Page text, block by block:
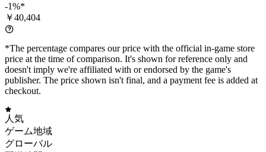
-1%*
￥40,404
*The percentage compares our price with the official in-game store
price at the time of comparison. It's shown for reference only and
doesn't imply we're affiliated with or endorsed by the game's
publisher. The price shown isn't final, and a payment fee is added at
checkout.
人気
ゲーム地域
グローバル